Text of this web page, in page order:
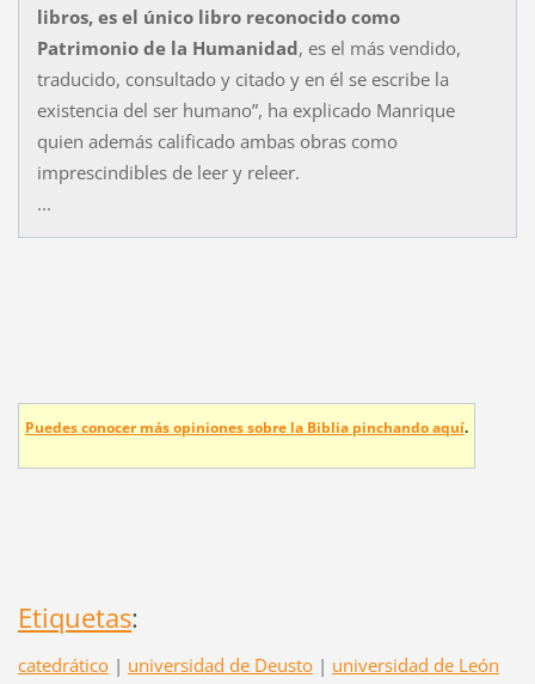
libros, es el único libro reconocido como
Patrimonio de la Humanidad, es el más vendido,
traducido, consultado y citado y en él se escribe la
existencia del ser humano”, ha explicado Manrique
quien además calificado ambas obras como
imprescindibles de leer y releer.
...
Puedes conocer más opiniones sobre la Biblia pinchando aquí.
Etiquetas:
catedrático | universidad de Deusto | universidad de León